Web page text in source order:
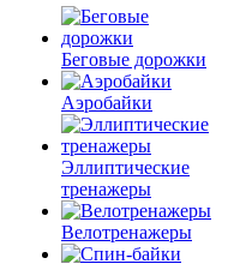
Беговые дорожки
Аэробайки
Эллиптические
тренажеры
Велотренажеры